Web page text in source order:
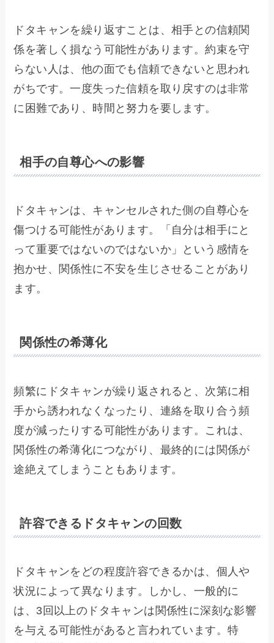
ドタキャンを繰り返すことは、相手との信頼関
係を著しく損なう可能性があります。約束を守
らない人は、他の面でも信頼できないと思われ
がちです。一度失った信頼を取り戻すのは非常
に困難であり、時間と努力を要します。
相手の自尊心への影響
ドタキャンは、キャンセルされた側の自尊心を
傷つける可能性があります。「自分は相手にと
って重要ではないのではないか」という感情を
抱かせ、関係性に不安を生じさせることがあり
ます。
関係性の希薄化
頻繁にドタキャンが繰り返されると、次第に相
手から誘われなくなったり、連絡を取り合う頻
度が減ったりする可能性があります。これは、
関係性の希薄化につながり、最終的には関係が
途絶えてしまうこともあります。
許容できるドタキャンの回数
ドタキャンをどの程度許容できるかは、個人や
状況によって異なります。しかし、一般的に
は、3回以上のドタキャンは関係性に深刻な影響
を与える可能性があると言われています。特